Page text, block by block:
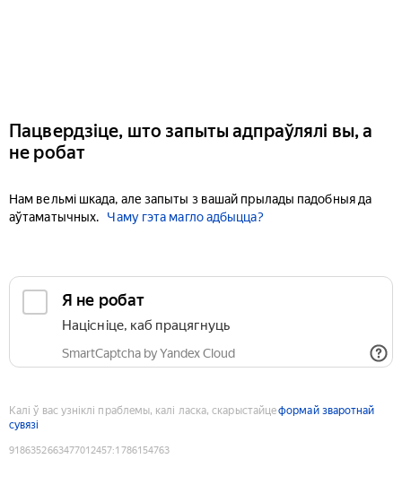
Пацвердзіце, што запыты адпраўлялі вы, а
не робат
Нам вельмі шкада, але запыты з вашай прылады падобныя да
аўтаматычных.
Чаму гэта магло адбыцца?
Я не робат
Націсніце, каб працягнуць
SmartCaptcha by Yandex Cloud
Калі ў вас узніклі праблемы, калі ласка, скарыстайцеформай зваротнай
сувязі
9186352663477012457:1786154763